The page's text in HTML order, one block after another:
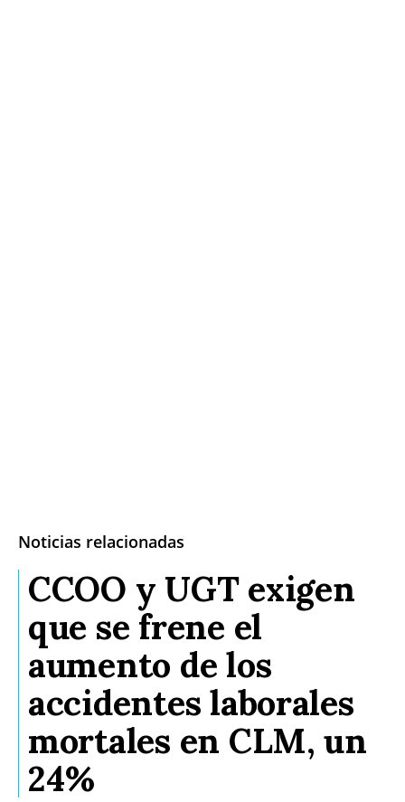
Noticias relacionadas
CCOO y UGT exigen
que se frene el
aumento de los
accidentes laborales
mortales en CLM, un
24%